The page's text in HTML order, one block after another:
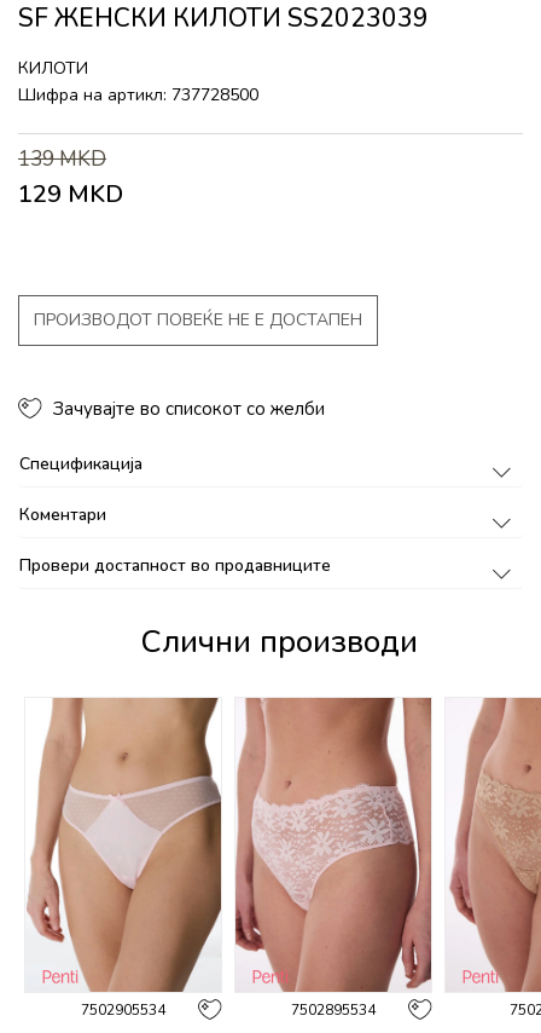
SF ЖЕНСКИ КИЛОТИ SS2023039
КИЛОТИ
Шифра на артикл: 737728500
139MKD
129 MKD
ПРОИЗВОДОТ ПОВЕЌЕ НЕ Е ДОСТАПЕН
Зачувајте во списокот со желби
Спецификација
Коментари
Провери достапност во продавниците
Слични производи
7502905534 7502895534